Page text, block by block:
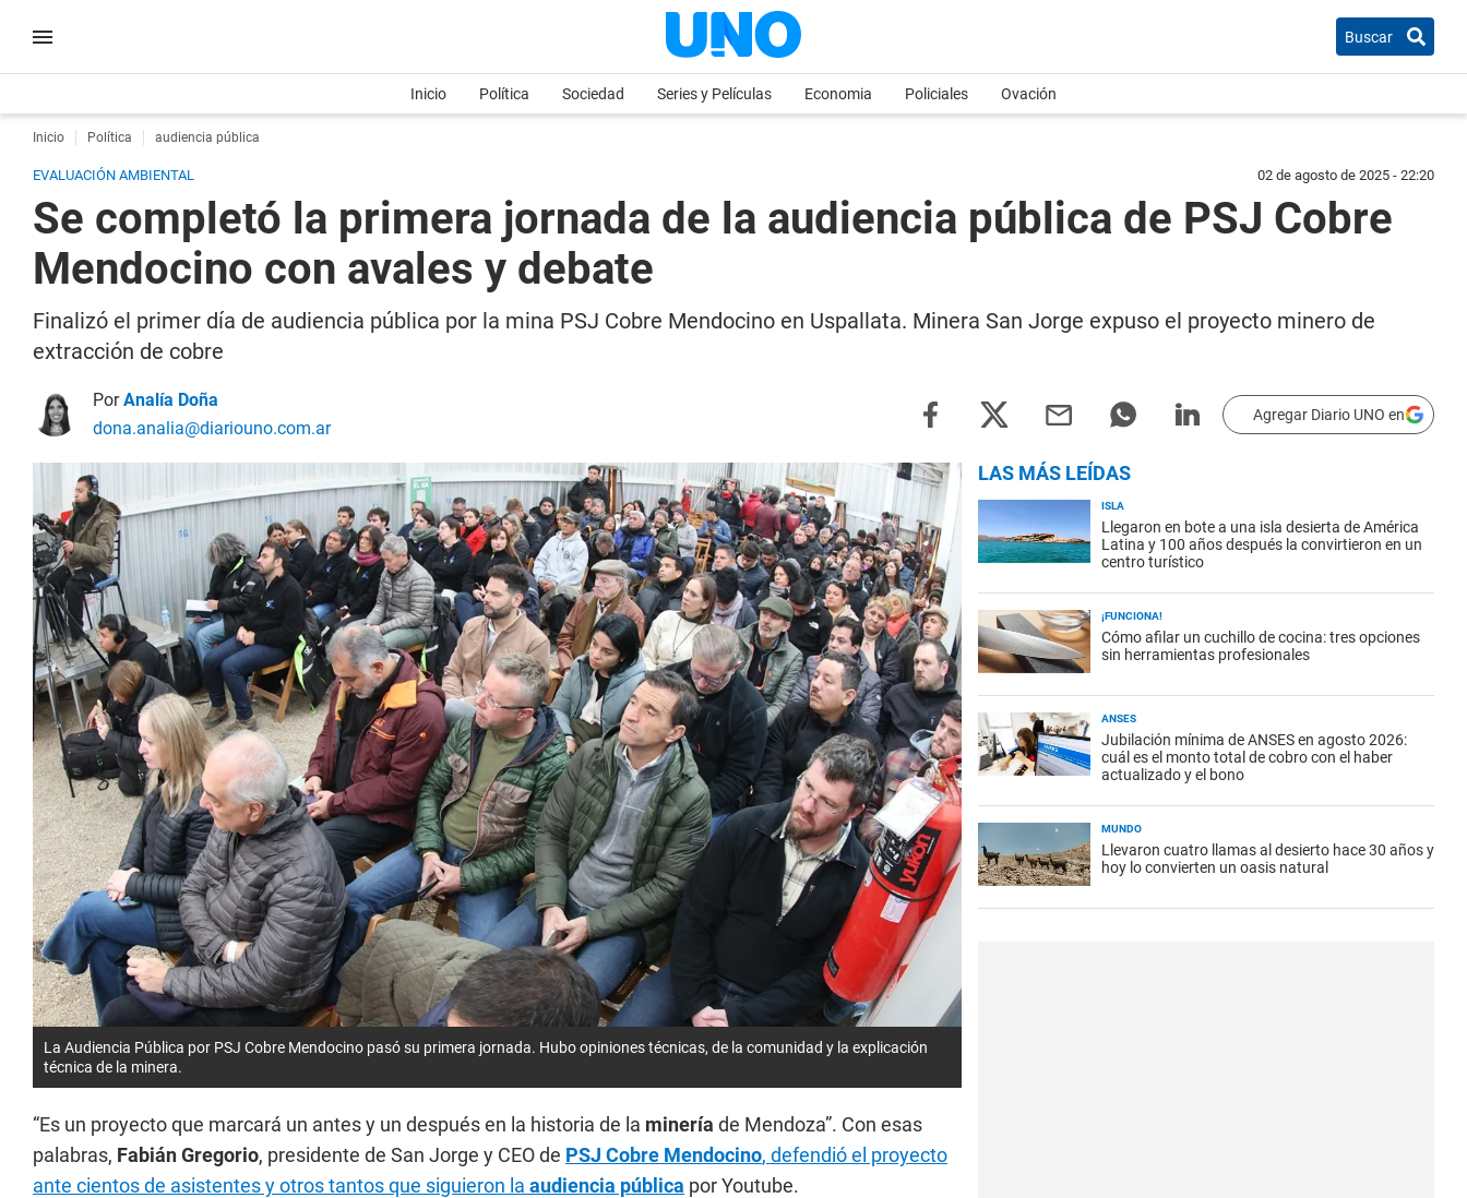
Buscar
Inicio Política Sociedad Series y Películas Economia Policiales Ovación
Inicio Política audiencia pública
EVALUACIÓN AMBIENTAL 02 de agosto de 2025 - 22:20
Se completó la primera jornada de la audiencia pública de PSJ Cobre
Mendocino con avales y debate
Finalizó el primer día de audiencia pública por la mina PSJ Cobre Mendocino en Uspallata. Minera San Jorge expuso el proyecto minero de
extracción de cobre
PorAnalía Doña
dona.analia@diariouno.com.ar
Agregar Diario UNO en
La Audiencia Pública por PSJ Cobre Mendocino pasó su primera jornada. Hubo opiniones técnicas, de la comunidad y la explicación
técnica de la minera.
“Es un proyecto que marcará un antes y un después en la historia de la minería de Mendoza”. Con esas
palabras, Fabián Gregorio, presidente de San Jorge y CEO de PSJ Cobre Mendocino, defendió el proyecto
ante cientos de asistentes y otros tantos que siguieron la audiencia pública por Youtube.
LAS MÁS LEÍDAS
ISLA
Llegaron en bote a una isla desierta de América
Latina y 100 años después la convirtieron en un
centro turístico
¡FUNCIONA!
Cómo afilar un cuchillo de cocina: tres opciones
sin herramientas profesionales
ANSES
Jubilación mínima de ANSES en agosto 2026:
cuál es el monto total de cobro con el haber
actualizado y el bono
MUNDO
Llevaron cuatro llamas al desierto hace 30 años y
hoy lo convierten un oasis natural